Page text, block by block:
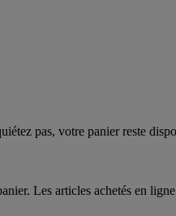
pas, votre panier reste
Les articles achetés en